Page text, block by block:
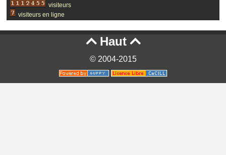
visiteurs
visiteurs en ligne
Haut 
© 2004-2015